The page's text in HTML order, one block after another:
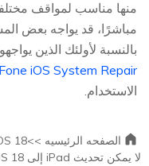
منها مناسب لمواقف
مباشرًا، قد يواجه بعض
بالنسبة لأولئك الذين
iOS System Repair
الاستخدام.
الصفحه الرئيسيه >>18 >>
لا يمكن تحديث iPad إلى iOS 18؟ إليك كيفية إصلاحه [2026]